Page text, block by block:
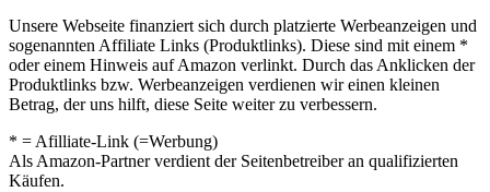
Unsere Webseite finanziert sich durch platzierte Werbeanzeigen und
sogenannten Affiliate Links (Produktlinks). Diese sind mit einem *
oder einem Hinweis auf Amazon verlinkt. Durch das Anklicken der
Produktlinks bzw. Werbeanzeigen verdienen wir einen kleinen
Betrag, der uns hilft, diese Seite weiter zu verbessern.
* = Afilliate-Link (=Werbung)
Als Amazon-Partner verdient der Seitenbetreiber an qualifizierten
Käufen.